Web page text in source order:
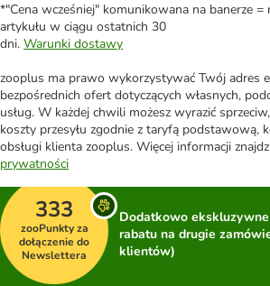
*"Cena wcześniej" komunikowana na banerze =
artykułu w ciągu ostatnich 30
dni. Warunki dostawy
zooplus ma prawo wykorzystywać Twój adres
bezpośrednich ofert dotyczących własnych,
usług. W każdej chwili możesz wyrazić
koszty przesyłu zgodnie z taryfą podstawową,
obsługi klienta zooplus. Więcej informacji
prywatności
333
zooPunkty za
dołączenie do
Newslettera
Dodatkowo
rabatu na drugie
klientów)